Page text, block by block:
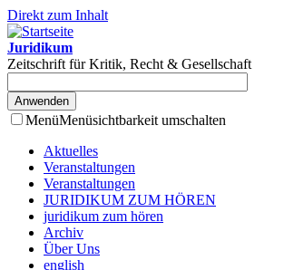
Direkt zum Inhalt
Juridikum
Zeitschrift für Kritik, Recht & Gesellschaft
MenüMenüsichtbarkeit umschalten
Aktuelles
Veranstaltungen
Veranstaltungen
JURIDIKUM ZUM HÖREN
juridikum zum hören
Archiv
Über Uns
english